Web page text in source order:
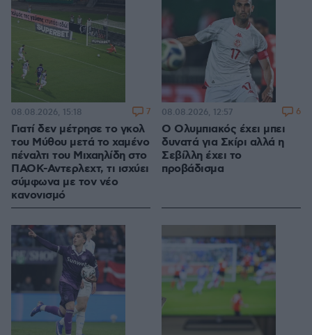
Γιατί δεν μέτρησε το γκολ
του Μύθου μετά το χαμένο
πέναλτι του Μιχαηλίδη στο
ΠΑΟΚ-Αντερλεχτ, τι ισχύει
σύμφωνα με τον νέο
κανονισμό
08.08.2026, 15:18 7
Ο Ολυμπιακός έχει μπει
δυνατά για Σκίρι αλλά η
Σεβίλλη έχει το
προβάδισμα
08.08.2026, 12:57 6